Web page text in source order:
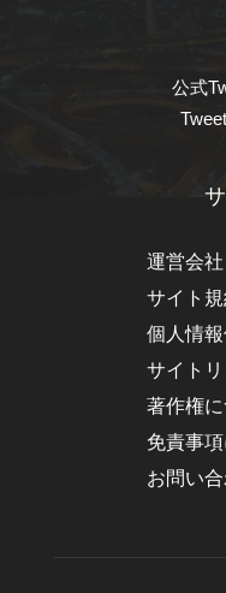
公式
運営会社
サイト
個人情
サイト
著作権
免責事
お問い